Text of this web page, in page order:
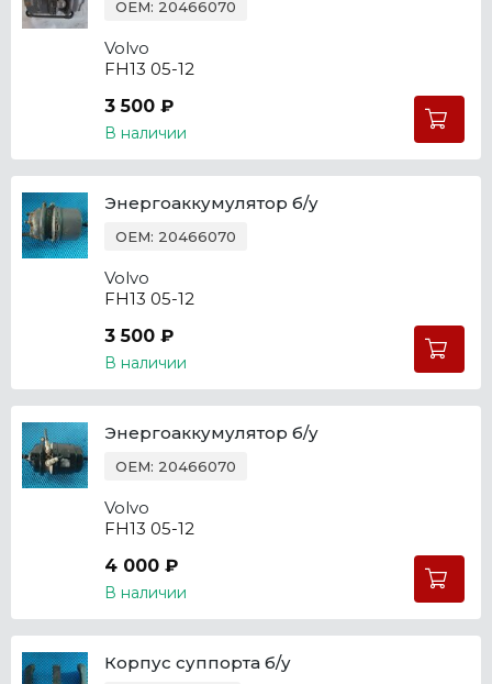
OEM: 20466070
Volvo
FH13 05-12
3 500 ₽
В наличии
Энергоаккумулятор б/у
OEM: 20466070
Volvo
FH13 05-12
3 500 ₽
В наличии
Энергоаккумулятор б/у
OEM: 20466070
Volvo
FH13 05-12
4 000 ₽
В наличии
Корпус суппорта б/у